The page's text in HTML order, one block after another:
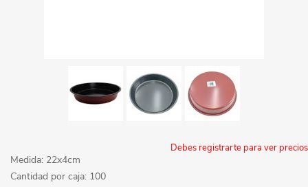
Debes registrarte para ver precios
Medida: 22x4cm
Cantidad por caja: 100